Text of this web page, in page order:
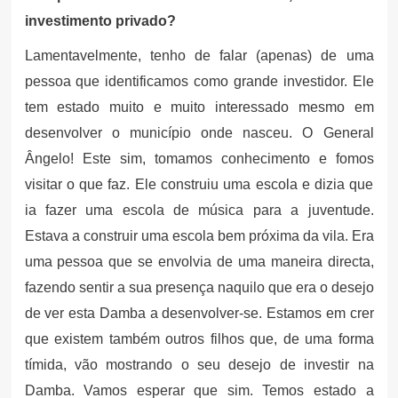
investimento privado?
Lamentavelmente, tenho de falar (apenas) de uma
pessoa que identificamos como grande investidor. Ele
tem estado muito e muito interessado mesmo em
desenvolver o município onde nasceu. O General
Ângelo! Este sim, tomamos conhecimento e fomos
visitar o que faz. Ele construiu uma escola e dizia que
ia fazer uma escola de música para a juventude.
Estava a construir uma escola bem próxima da vila. Era
uma pessoa que se envolvia de uma maneira directa,
fazendo sentir a sua presença naquilo que era o desejo
de ver esta Damba a desenvolver-se. Estamos em crer
que existem também outros filhos que, de uma forma
tímida, vão mostrando o seu desejo de investir na
Damba. Vamos esperar que sim. Temos estado a